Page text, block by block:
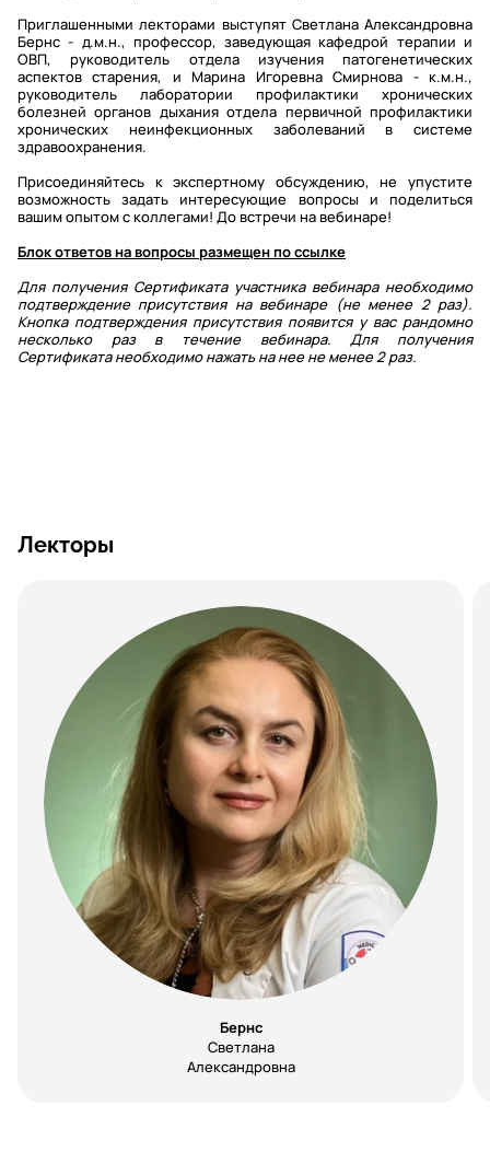
Приглашенными лекторами выступят Светлана Александровна
Бернс - д.м.н., профессор, заведующая кафедрой терапии и
ОВП, руководитель отдела изучения патогенетических
аспектов старения, и Марина Игоревна Смирнова - к.м.н.,
руководитель лаборатории профилактики хронических
болезней органов дыхания отдела первичной профилактики
хронических неинфекционных заболеваний в системе
здравоохранения.
Присоединяйтесь к экспертному обсуждению, не упустите
возможность задать интересующие вопросы и поделиться
вашим опытом с коллегами! До встречи на вебинаре!
Блок ответов на вопросы размещен по ссылке
Для получения Сертификата участника вебинара необходимо
подтверждение присутствия на вебинаре (не менее 2 раз).
Кнопка подтверждения присутствия появится у вас рандомно
несколько раз в течение вебинара. Для получения
Сертификата необходимо нажать на нее не менее 2 раз.
Лекторы
Бернс
Светлана
Александровна